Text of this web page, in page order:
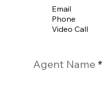
Email
Phone
Video Call
Agent Name